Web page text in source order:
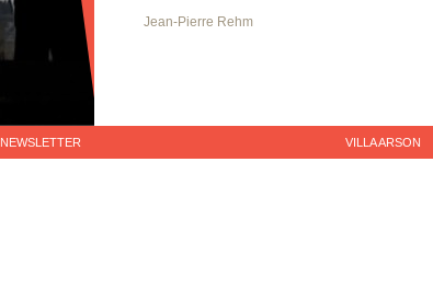
Jean-Pierre Rehm
NEWSLETTER VILLA ARSON